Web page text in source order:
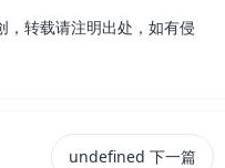
，转载请注明出处，如有侵
undefined 下一篇